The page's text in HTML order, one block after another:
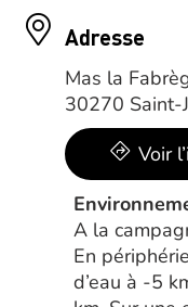
Adresse
Mas la
30270 Saint-
Voir
A la
En
d’eau à -5